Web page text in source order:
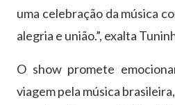
uma celebração da música
alegria e união.”, exalta
O show promete
viagem pela música